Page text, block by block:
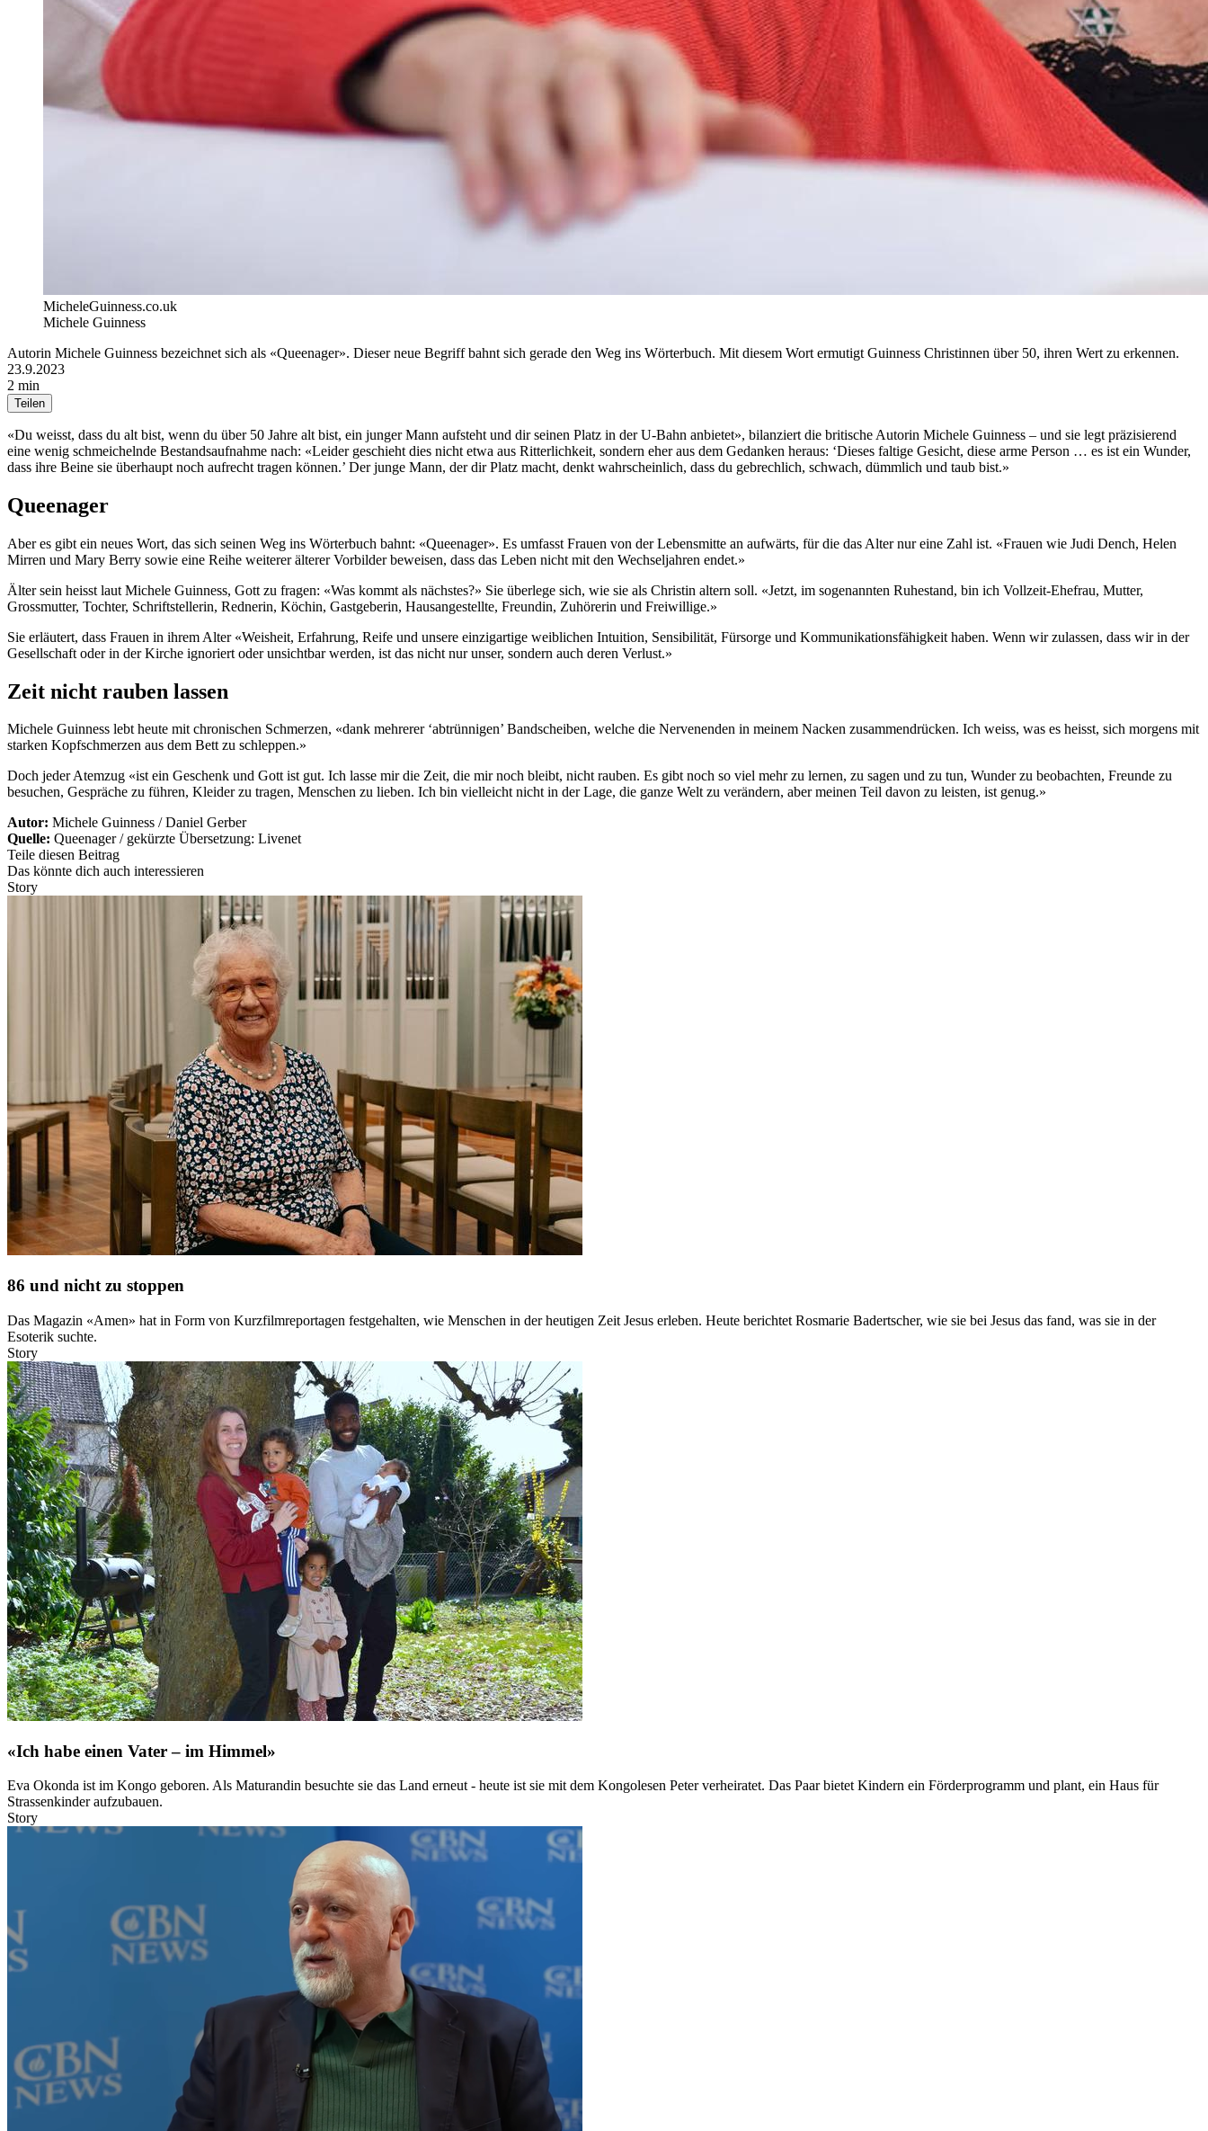
MicheleGuinness.co.uk
Michele Guinness
Autorin Michele Guinness bezeichnet sich als «Queenager». Dieser neue Begriff bahnt sich gerade den Weg ins Wörterbuch. Mit diesem Wort ermutigt Guinness Christinnen über 50, ihren Wert zu erkennen.
23.9.2023
2 min
Teilen
«Du weisst, dass du alt bist, wenn du über 50 Jahre alt bist, ein junger Mann aufsteht und dir seinen Platz in der U-Bahn anbietet», bilanziert die britische Autorin Michele Guinness – und sie legt präzisierend
eine wenig schmeichelnde Bestandsaufnahme nach: «Leider geschieht dies nicht etwa aus Ritterlichkeit, sondern eher aus dem Gedanken heraus: ‘Dieses faltige Gesicht, diese arme Person … es ist ein Wunder,
dass ihre Beine sie überhaupt noch aufrecht tragen können.’ Der junge Mann, der dir Platz macht, denkt wahrscheinlich, dass du gebrechlich, schwach, dümmlich und taub bist.»
Queenager
Aber es gibt ein neues Wort, das sich seinen Weg ins Wörterbuch bahnt: «Queenager». Es umfasst Frauen von der Lebensmitte an aufwärts, für die das Alter nur eine Zahl ist. «Frauen wie Judi Dench, Helen
Mirren und Mary Berry sowie eine Reihe weiterer älterer Vorbilder beweisen, dass das Leben nicht mit den Wechseljahren endet.»
Älter sein heisst laut Michele Guinness, Gott zu fragen: «Was kommt als nächstes?» Sie überlege sich, wie sie als Christin altern soll. «Jetzt, im sogenannten Ruhestand, bin ich Vollzeit-Ehefrau, Mutter,
Grossmutter, Tochter, Schriftstellerin, Rednerin, Köchin, Gastgeberin, Hausangestellte, Freundin, Zuhörerin und Freiwillige.»
Sie erläutert, dass Frauen in ihrem Alter «Weisheit, Erfahrung, Reife und unsere einzigartige weiblichen Intuition, Sensibilität, Fürsorge und Kommunikationsfähigkeit haben. Wenn wir zulassen, dass wir in der
Gesellschaft oder in der Kirche ignoriert oder unsichtbar werden, ist das nicht nur unser, sondern auch deren Verlust.»
Zeit nicht rauben lassen
Michele Guinness lebt heute mit chronischen Schmerzen, «dank mehrerer ‘abtrünnigen’ Bandscheiben, welche die Nervenenden in meinem Nacken zusammendrücken. Ich weiss, was es heisst, sich morgens mit
starken Kopfschmerzen aus dem Bett zu schleppen.»
Doch jeder Atemzug «ist ein Geschenk und Gott ist gut. Ich lasse mir die Zeit, die mir noch bleibt, nicht rauben. Es gibt noch so viel mehr zu lernen, zu sagen und zu tun, Wunder zu beobachten, Freunde zu
besuchen, Gespräche zu führen, Kleider zu tragen, Menschen zu lieben. Ich bin vielleicht nicht in der Lage, die ganze Welt zu verändern, aber meinen Teil davon zu leisten, ist genug.»
Autor: Michele Guinness / Daniel Gerber
Quelle: Queenager / gekürzte Übersetzung: Livenet
Teile diesen Beitrag
Das könnte dich auch interessieren
Story
86 und nicht zu stoppen
Das Magazin «Amen» hat in Form von Kurzfilmreportagen festgehalten, wie Menschen in der heutigen Zeit Jesus erleben. Heute berichtet Rosmarie Badertscher, wie sie bei Jesus das fand, was sie in der
Esoterik suchte.
Story
«Ich habe einen Vater – im Himmel»
Eva Okonda ist im Kongo geboren. Als Maturandin besuchte sie das Land erneut - heute ist sie mit dem Kongolesen Peter verheiratet. Das Paar bietet Kindern ein Förderprogramm und plant, ein Haus für
Strassenkinder aufzubauen.
Story